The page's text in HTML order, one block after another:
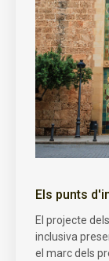
Els punts
El projecte
inclusiva
el marc dels